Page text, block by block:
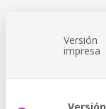
Versión
impresa